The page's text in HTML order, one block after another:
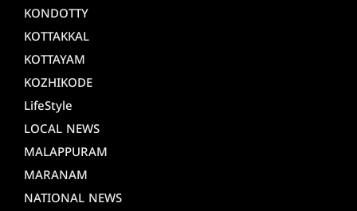
KONDOTTY
KOTTAKKAL
KOTTAYAM
KOZHIKODE
LifeStyle
LOCAL NEWS
MALAPPURAM
MARANAM
NATIONAL NEWS